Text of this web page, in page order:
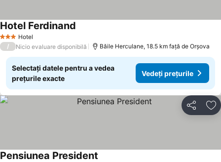
3 SteleHotel
Hotel Ferdinand
/ Nicio evaluare disponibilă Băile Herculane, 18.5 km faţă de Orşova
Selectați datele pentru a vedea
prețurile exacte
Vedeți prețurile
Distribuiți
Pensiunea President